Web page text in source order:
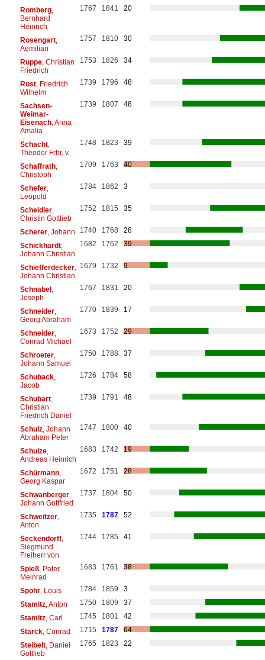
Romberg,
Bernhard
Heinrich
1767 1841 20
Rosengart,
Aemilian
1757 1810 30
Ruppe, Christian
Friedrich
1753 1826 34
Rust, Friedrich
Wilhelm
1739 1796 48
Sachsen-
Weimar-
Eisenach, Anna
Amalia
1739 1807 48
Schacht,
Theodor Frhr. v.
1748 1823 39
Schaffrath,
Christoph
1709 1763 40
Schefer,
Leopold
1784 1862 3
Scheidler,
Christin Gottlieb
1752 1815 35
Scherer, Johann 1740 1768
28
Schickhardt,
Johann Christian
1682 1762 39
Schiefferdecker,
Johann Christian
1679 1732 9
Schnabel,
Joseph
1767 1831 20
Schneider,
Georg Abraham
1770 1839 17
Schneider,
Conrad Michael
1673 1752 29
Schroeter,
Johann Samuel
1750 1788 37
Schuback,
Jacob
1726 1784 58
Schubart,
Christian
Friedrich Daniel
1739 1791 48
Schulz, Johann
Abraham Peter
1747 1800 40
Schulze,
Andreas Heinrich
1683 1742 19
Schürmann,
Georg Kaspar
1672 1751 28
Schwanberger,
Johann Gottfried
1737 1804 50
Schweitzer,
Anton
1735 1787 52
Seckendorff,
Siegmund
Freiherr von
1744 1785 41
Spieß, Pater
Meinrad
1683 1761 38
Spohr, Louis 1784 1859
3
Stamitz, Anton 1750 1809
37
Stamitz, Carl 1745 1801
42
Starck, Conrad 1715 1787
64
Steibelt, Daniel
Gottlieb
1765 1823 22